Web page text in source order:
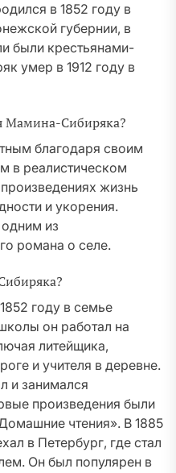
в 1852 году в
губернии, в
были крестьянами-
умер в 1912 году в
Мамина-Сибиряка?
благодаря своим
в реалистическом
жизнь
и укорения.
из
романа о селе.
году в семье
он работал на
литейщика,
и учителя в деревне.
и занимался
произведения были
чтения». В 1885
в Петербург, где стал
Он был популярен в